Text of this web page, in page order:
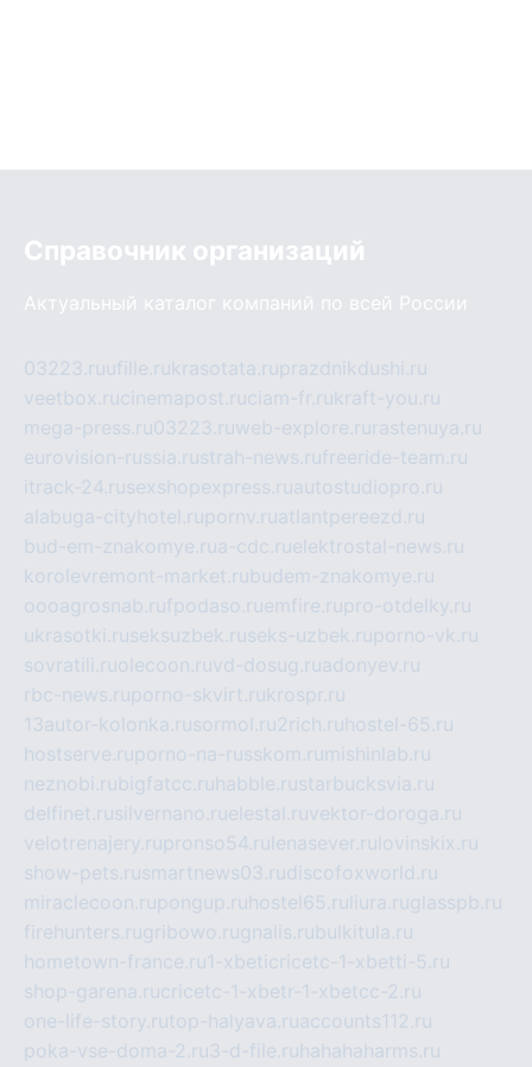
Справочник организаций
Актуальный каталог компаний по всей России
03223.ruufille.rukrasotata.ruprazdnikdushi.ru
veetbox.rucinemapost.ruciam-fr.rukraft-you.ru
mega-press.ru03223.ruweb-explore.ru rastenuya.ru
eurovision-russia.rustrah-news.rufreeride-team.ru
itrack-24.rusexshopexpress.ruautostudiopro.ru
alabuga-cityhotel.rupornv.ruatlantpereezd.ru
bud-em-znakomye.rua-cdc.ruelektrostal-news.ru
korolevremont-market.rubudem-znakomye.ru
oooagrosnab.rufpodaso.ruemfire.rupro-otdelky.ru
ukrasotki.ruseksuzbek.ruseks-uzbek.ruporno-vk.ru
sovratili.ruolecoon.ruvd-dosug.ruadonyev.ru
rbc-news.ruporno-skvirt.rukrospr.ru
13autor-kolonka.rusormol.ru2rich.ru hostel-65.ru
hostserve.ruporno-na-russkom.ru mishinlab.ru
neznobi.rubigfatcc.ru habble.rustarbucksvia.ru
delfinet.rusilvernano.ruelestal.ruvektor-doroga.ru
velotrenajery.rupronso54.ru lenasever.ru lovinskix.ru
show-pets.rusmartnews03.rudiscofoxworld.ru
miraclecoon.rupongup.ru hostel65.ru liura.ruglasspb.ru
firehunters.rugribowo.rugnalis.rubulkitula.ru
hometown-france.ru1-xbeticricetc-1-xbetti-5.ru
shop-garena.rucricetc-1-xbetr-1-xbetcc-2.ru
one-life-story.rutop-halyava.ruaccounts112.ru
poka-vse-doma-2.ru3-d-file.ru hahahaharms.ru